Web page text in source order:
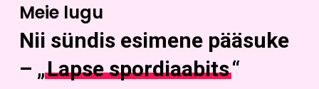
Meie lugu
Nii sündis esimene pääsuke
– „Lapse spordiaabits“